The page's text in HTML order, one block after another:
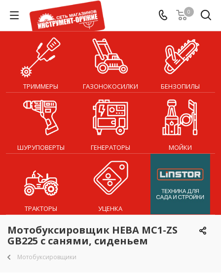
0
ТРИММЕРЫ ГАЗОНОКОСИЛКИ БЕНЗОПИЛЫ
ШУРУПОВЕРТЫ ГЕНЕРАТОРЫ МОЙКИ
ТРАКТОРЫ УЦЕНКА
Мотобуксировщик НЕВА МС1-ZS
GB225 с санями, сиденьем
Мотобуксировщики